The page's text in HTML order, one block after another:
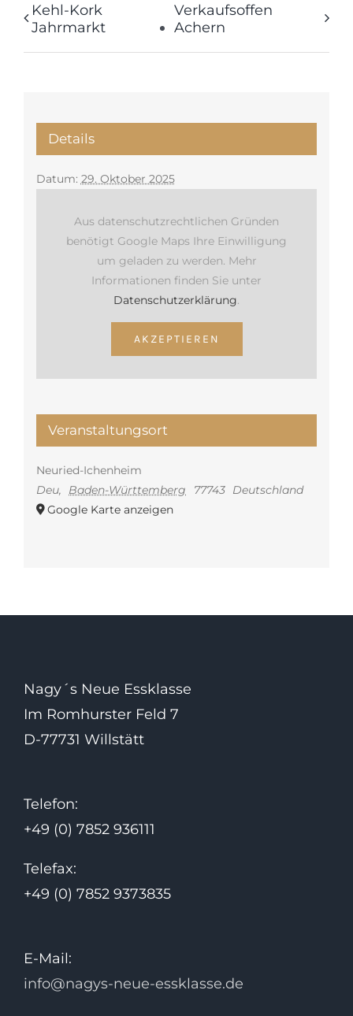
Kehl-Kork
Jahrmarkt
Verkaufsoffen
Achern
Details
Datum: 29. Oktober 2025
Veranstaltungsort
Neuried-Ichenheim
Deu, Baden-Württemberg 77743 Deutschland
Google Karte anzeigen
Aus datenschutzrechtlichen Gründen
benötigt Google Maps Ihre Einwilligung
um geladen zu werden. Mehr
Informationen finden Sie unter
Datenschutzerklärung.
AKZEPTIEREN
Nagy´s Neue Essklasse
Im Romhurster Feld 7
D-77731 Willstätt
Telefon:
+49 (0) 7852 936111
Telefax:
+49 (0) 7852 9373835
E-Mail:
info@nagys-neue-essklasse.de